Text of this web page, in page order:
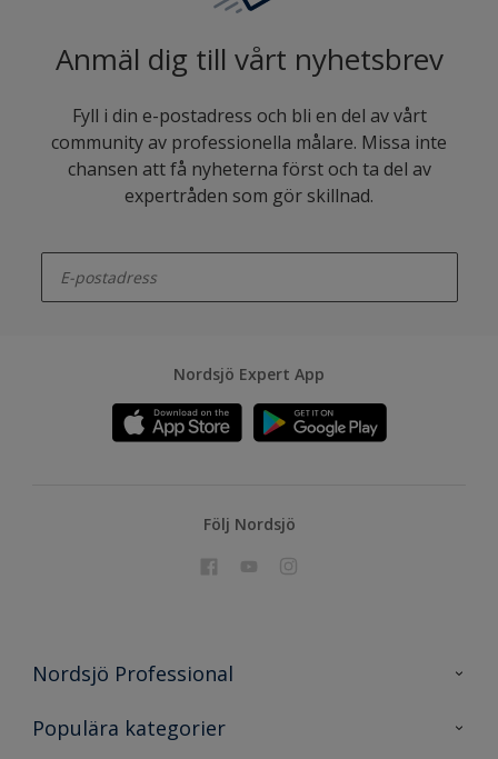
Anmäl dig till vårt nyhetsbrev
Fyll i din e-postadress och bli en del av vårt
community av professionella målare. Missa inte
chansen att få nyheterna först och ta del av
expertråden som gör skillnad.
Nordsjö Expert App
Följ Nordsjö
Nordsjö Professional
Kontakta oss
Populära kategorier